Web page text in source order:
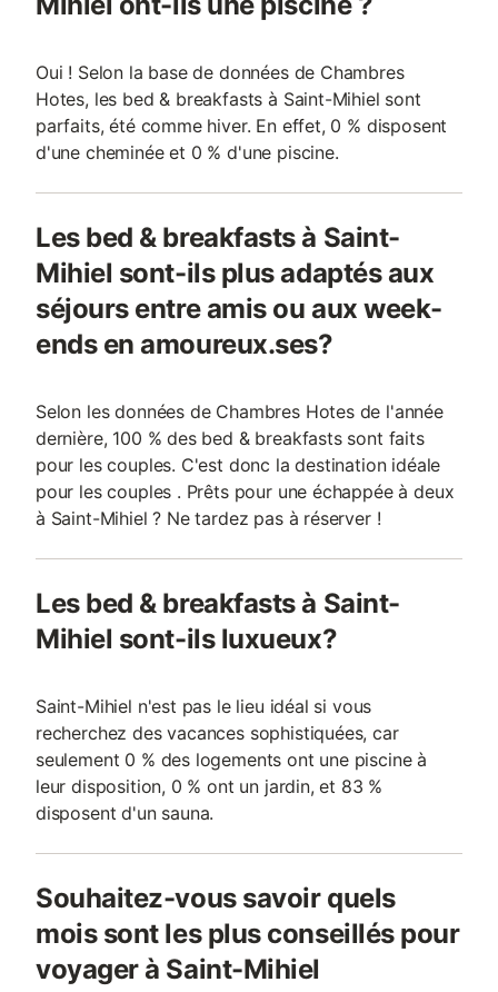
Oui ! Selon la base de données de Chambres
Hotes, les bed & breakfasts à Saint-Mihiel sont
parfaits, été comme hiver. En effet, 0 % disposent
d'une cheminée et 0 % d'une piscine.
Les bed & breakfasts à Saint-
Mihiel sont-ils plus adaptés aux
séjours entre amis ou aux week-
ends en amoureux.ses?
Selon les données de Chambres Hotes de l'année
dernière, 100 % des bed & breakfasts sont faits
pour les couples. C'est donc la destination idéale
pour les couples . Prêts pour une échappée à deux
à Saint-Mihiel ? Ne tardez pas à réserver !
Les bed & breakfasts à Saint-
Mihiel sont-ils luxueux?
Saint-Mihiel n'est pas le lieu idéal si vous
recherchez des vacances sophistiquées, car
seulement 0 % des logements ont une piscine à
leur disposition, 0 % ont un jardin, et 83 %
disposent d'un sauna.
Souhaitez-vous savoir quels
mois sont les plus conseillés pour
voyager à Saint-Mihiel